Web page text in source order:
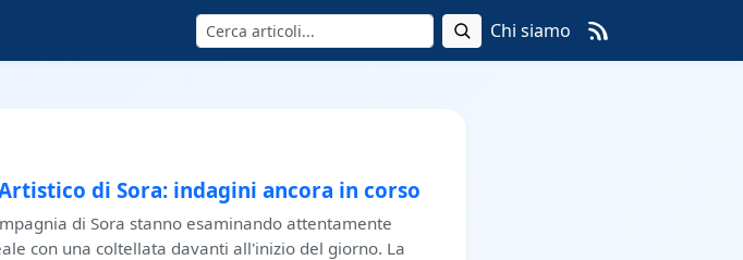
Cerca Chi siamo
di Sora: indagini ancora in corso
di Sora stanno esaminando attentamente
con una coltellata davanti all'inizio del giorno. La